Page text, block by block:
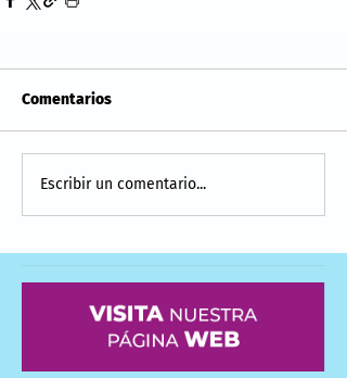
Comentarios
Escribir un comentario...